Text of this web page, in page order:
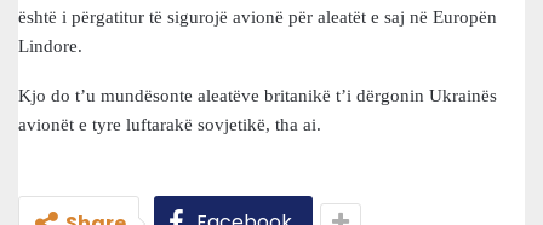
është i përgatitur të sigurojë avionë për aleatët e saj në Europën
Lindore.
Kjo do t’u mundësonte aleatëve britanikë t’i dërgonin Ukrainës
avionët e tyre luftarakë sovjetikë, tha ai.